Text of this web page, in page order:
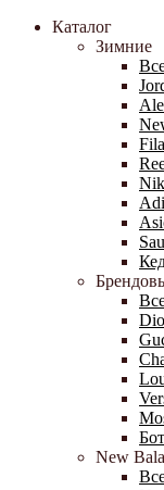
Каталог
Зимние
New